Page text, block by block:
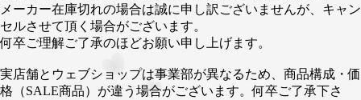
メーカー在庫切れの場合は誠に申し訳ございませんが、キャン
セルさせて頂く場合がございます。
何卒ご理解ご了承のほどお願い申し上げます。
実店舗とウェブショップは事業部が異なるため、商品構成・価
格（SALE商品）が違う場合がございます。何卒ご了承下さ